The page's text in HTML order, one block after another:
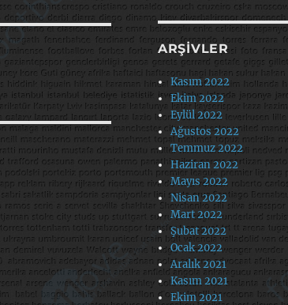
ARŞIVLER
Kasım 2022
Ekim 2022
Eylül 2022
Ağustos 2022
Temmuz 2022
Haziran 2022
Mayıs 2022
Nisan 2022
Mart 2022
Şubat 2022
Ocak 2022
Aralık 2021
Kasım 2021
Ekim 2021